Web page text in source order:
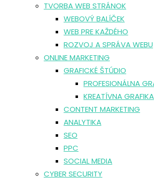
TVORBA WEB STRÁNOK
WEBOVÝ BALÍČEK
WEB PRE KAŽDÉHO
ROZVOJ A SPRÁVA WEBU
ONLINE MARKETING
GRAFICKÉ ŠTÚDIO
PROFESIONÁLNA
KREATÍVNA GRAFIKA
CONTENT MARKETING
ANALYTIKA
SEO
PPC
SOCIAL MEDIA
CYBER SECURITY